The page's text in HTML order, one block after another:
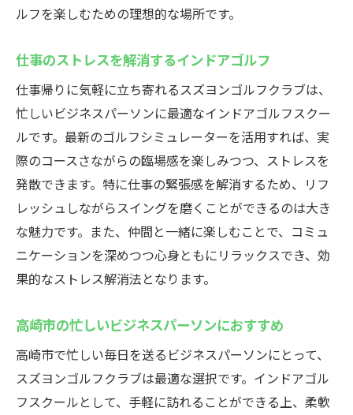
ルフを楽しむための理想的な場所です。
仕事のストレスを解消するインドアゴルフ
仕事帰りに気軽に立ち寄れるスズヨンゴルフクラブは、
忙しいビジネスパーソンに最適なインドアゴルフスクー
ルです。最新のゴルフシミュレーターを活用すれば、実
際のコースさながらの臨場感を楽しみつつ、ストレスを
発散できます。特に仕事の緊張感を解消するため、リフ
レッシュしながらスイングを磨くことができるのは大き
な魅力です。また、仲間と一緒に楽しむことで、コミュ
ニケーションを深めつつ心身ともにリラックスでき、効
果的なストレス解消法となります。
高崎市の忙しいビジネスパーソンにおすすめ
高崎市で忙しい毎日を送るビジネスパーソンにとって、
スズヨンゴルフクラブは最適な選択です。インドアゴル
フスクールとして、手軽に訪れることができる上、柔軟